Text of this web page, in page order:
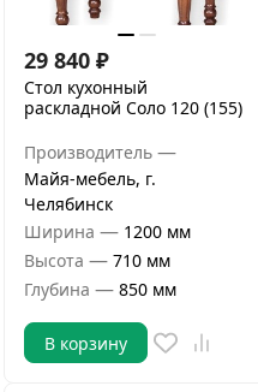
29 840 ₽
Стол кухонный
раскладной Соло 120 (155)
Производитель —
Майя-мебель, г.
Челябинск
Ширина — 1200 мм
Высота — 710 мм
Глубина — 850 мм
В корзину